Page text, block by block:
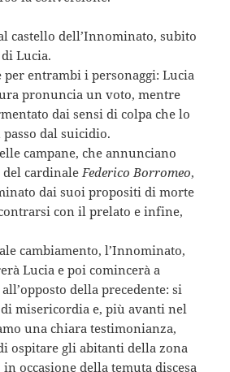
castello dell’Innominato, subito
Lucia.
entrambi i personaggi: Lucia
pronuncia un voto, mentre
dai sensi di colpa che lo
dal suicidio.
campane, che annunciano
cardinale Federico Borromeo,
dai suoi propositi di morte
con il prelato e infine,
cambiamento, l’Innominato,
Lucia e poi comincerà a
della precedente: si
misericordia e, più avanti nel
una chiara testimonianza,
ospitare gli abitanti della zona
occasione della temuta discesa